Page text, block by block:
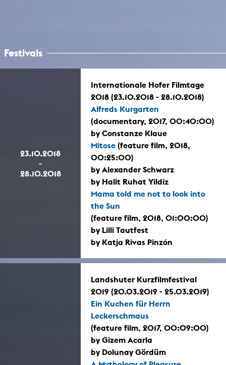
Festivals
23.10.2018
-
28.10.2018
Internationale Hofer Filmtage
2018 (23.10.2018 - 28.10.2018)
Alfreds Kurgarten
(documentary, 2017, 00:40:00)
by Constanze Klaue
Mitose (feature film, 2018,
00:25:00)
by Alexander Schwarz
by Halit Ruhat Yildiz
Mama told me not to look into
the Sun
(feature film, 2018, 01:00:00)
by Lilli Tautfest
by Katja Rivas Pinzón
Landshuter Kurzfilmfestival
2019 (20.03.2019 - 25.03.2019)
Ein Kuchen für Herrn
Leckerschmaus
(feature film, 2017, 00:09:00)
by Gizem Acarla
by Dolunay Gördüm